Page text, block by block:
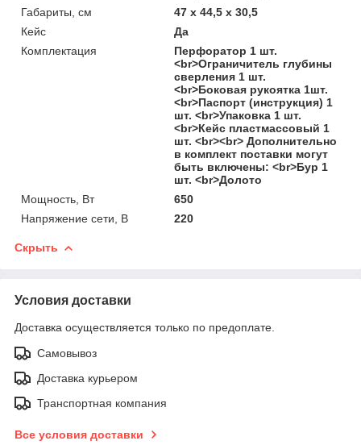
Габариты, см
47 х 44,5 х 30,5
Кейс
Да
Комплектация
Перфоратор 1 шт.
<br>Ограничитель глубины
сверления 1 шт.
<br>Боковая рукоятка 1шт.
<br>Паспорт (инструкция) 1
шт. <br>Упаковка 1 шт.
<br>Кейс пластмассовый 1
шт. <br><br> Дополнительно
в комплект поставки могут
быть включены: <br>Бур 1
шт. <br>Долото
Мощность, Вт
650
Напряжение сети, В
220
Скрыть
Условия доставки
Доставка осуществляется только по предоплате.
Самовывоз
Доставка курьером
Транспортная компания
Все условия доставки